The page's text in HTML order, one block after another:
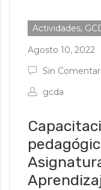
Actividades,
Agosto 10, 2022
Sin
gcda